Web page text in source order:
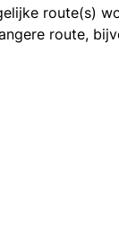
route(s)
route,